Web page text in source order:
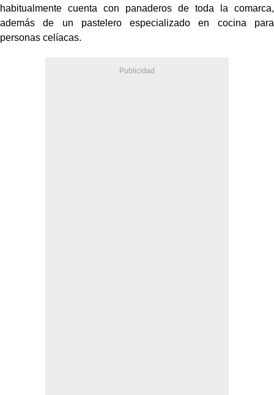
habitualmente cuenta con panaderos de toda la comarca,
además de un pastelero especializado en cocina para
personas celíacas.